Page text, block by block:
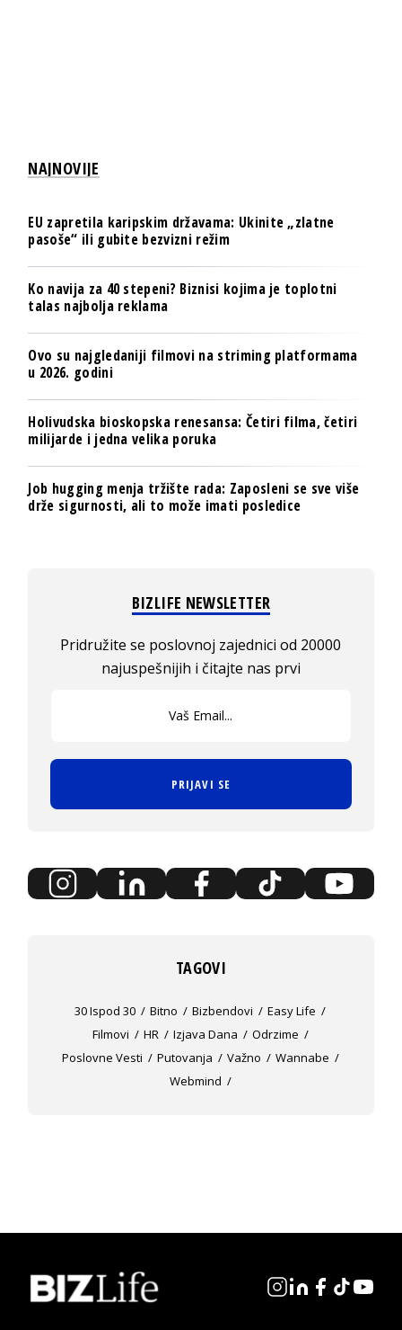
NAJNOVIJE
EU zapretila karipskim državama: Ukinite „zlatne
pasoše“ ili gubite bezvizni režim
Ko navija za 40 stepeni? Biznisi kojima je toplotni
talas najbolja reklama
Ovo su najgledaniji filmovi na striming platformama
u 2026. godini
Holivudska bioskopska renesansa: Četiri filma, četiri
milijarde i jedna velika poruka
Job hugging menja tržište rada: Zaposleni se sve više
drže sigurnosti, ali to može imati posledice
BIZLIFE NEWSLETTER
Pridružite se poslovnoj zajednici od 20000
najuspešnijih i čitajte nas prvi
PRIJAVI SE
TAGOVI
30 Ispod 30 Bitno Bizbendovi
Easy Life
Filmovi
HR Izjava Dana
Odrzime
Poslovne Vesti
Putovanja Važno
Wannabe
Webmind